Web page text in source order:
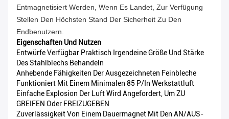
Entmagnetisiert Werden, Wenn Es Landet, Zur Verfügung
Stellen Den Höchsten Stand Der Sicherheit Zu Den
Endbenutzern.
Eigenschaften Und Nutzen
Entwürfe Verfügbar Praktisch Irgendeine Größe Und Stärke
Des Stahlblechs Behandeln
Anhebende Fähigkeiten Der Ausgezeichneten Feinbleche
Funktioniert Mit Einem Minimalen 85 P/in Werkstattluft
Einfache Explosion Der Luft Wird Angefordert, Um ZU
GREIFEN Oder FREIZUGEBEN
Zuverlässigkeit Von Einem Dauermagnet Mit Den AN/AUS-